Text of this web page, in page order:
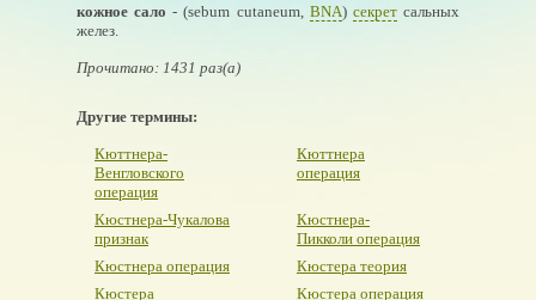
кожное сало - (sebum cutaneum, BNA) секретсальных
желез.
Прочитано: 1431 раз(а)
Другие термины:
Кюттнера-
Венгловского
операция
Кюттнера
операция
Кюстнера-Чукалова
признак
Кюстнера-
Пикколи операция
Кюстнера операция
Кюстера теория
Кюстера
Кюстера операция